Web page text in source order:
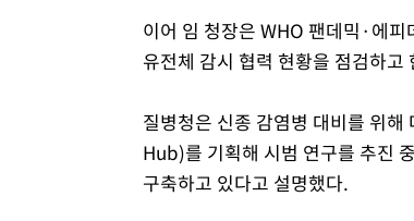
이어 임 청장은 WHO 팬데믹·에
유전체 감시 협력 현황을 점검하
질병청은 신종 감염병 대비를 위
Hub)를 기획해 시범 연구를 추진
구축하고 있다고 설명했다.